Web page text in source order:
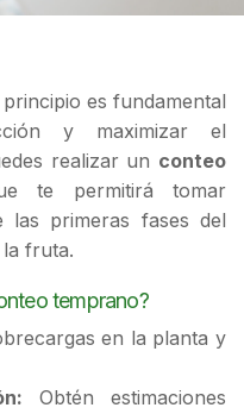
es fundamental
y maximizar el
realizar un conteo
te permitirá tomar
las primeras fases del
fruta.
temprano?
en la planta y
Obtén estimaciones